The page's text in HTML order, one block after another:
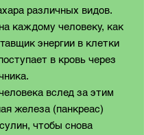
различных видов.
каждому человеку, как
энергии в клетки
в кровь через
вслед за этим
железа (панкреас)
чтобы снова